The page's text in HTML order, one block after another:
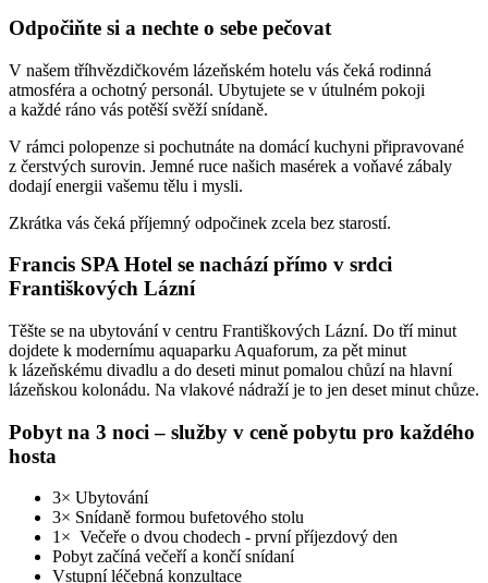
Odpočiňte si a nechte o sebe pečovat
V našem tříhvězdičkovém lázeňském hotelu vás čeká rodinná
atmosféra a ochotný personál. Ubytujete se v útulném pokoji
a každé ráno vás potěší svěží snídaně.
V rámci polopenze si pochutnáte na domácí kuchyni připravované
z čerstvých surovin. Jemné ruce našich masérek a voňavé zábaly
dodají energii vašemu tělu i mysli.
Zkrátka vás čeká příjemný odpočinek zcela bez starostí.
Francis SPA Hotel se nachází přímo v srdci
Františkových Lázní
Těšte se na ubytování v centru Františkových Lázní. Do tří minut
dojdete k modernímu aquaparku Aquaforum, za pět minut
k lázeňskému divadlu a do deseti minut pomalou chůzí na hlavní
lázeňskou kolonádu. Na vlakové nádraží je to jen deset minut chůze.
Pobyt na 3 noci – služby v ceně pobytu pro každého
hosta
3× Ubytování
3× Snídaně formou bufetového stolu
1× Večeře o dvou chodech - první příjezdový den
Pobyt začíná večeří a končí snídaní
Vstupní léčebná konzultace